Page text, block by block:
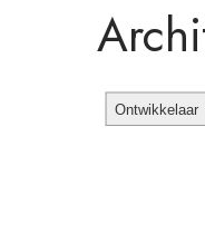
Ontwikkelaar